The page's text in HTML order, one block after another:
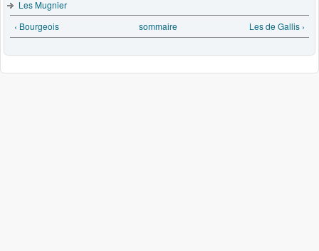
Les Mugnier
‹ Bourgeois
sommaire Les de Gallis ›